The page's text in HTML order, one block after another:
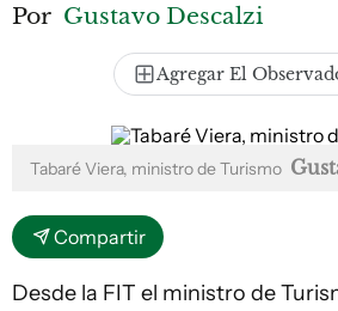
Por Gustavo Descalzi
Agregar El
Tabaré Viera, ministro de Turismo
Compartir
Desde la FIT el ministro de